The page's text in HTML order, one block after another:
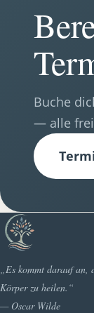
Buche
— alle
„Es kommt darauf an,
Körper zu heilen.“
— Oscar Wilde